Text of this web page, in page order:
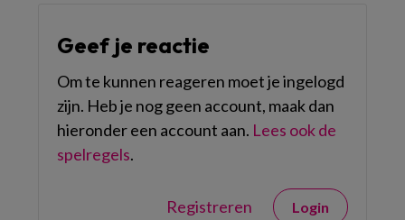
Geef je reactie
Om te kunnen reageren moet je ingelogd
zijn. Heb je nog geen account, maak dan
hieronder een account aan. Lees ook de
spelregels.
Registreren Login